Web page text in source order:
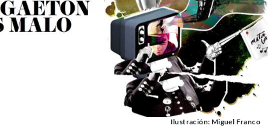
Ilustración: Miguel Franco